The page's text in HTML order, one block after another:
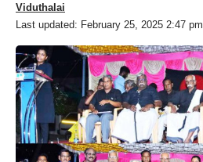
Last updated: February 25, 2025 2:47 pm
Viduthalai